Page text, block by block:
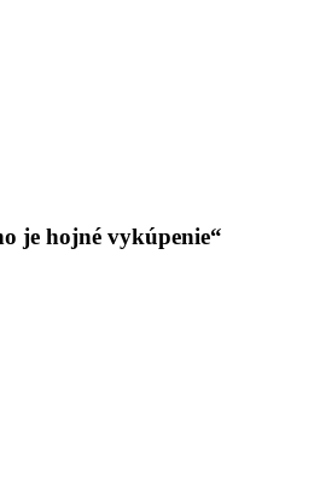
je hojné vykúpenie“